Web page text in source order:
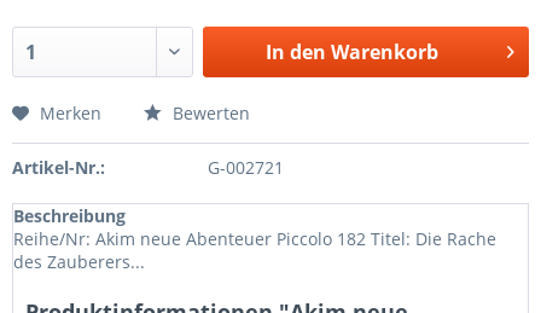
In den Warenkorb
Merken Bewerten
Artikel-Nr.: G-002721
Beschreibung
Reihe/Nr: Akim neue Abenteuer Piccolo 182 Titel: Die Rache
des Zauberers...